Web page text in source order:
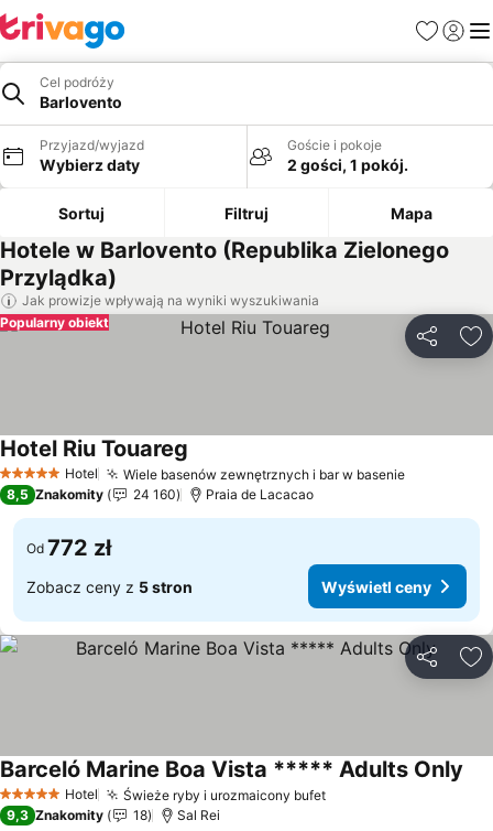
Ulubione
Cel podróży
Barlovento
Przyjazd/wyjazd
Wybierz daty
Goście i pokoje
2 gości, 1 pokój.
Sortuj Filtruj Mapa
Hotele w Barlovento (Republika Zielonego
Przylądka)
Jak prowizje wpływają na wyniki wyszukiwania
Popularny obiekt
5 KategoriaHotel Wiele basenów zewnętrznych i bar w basenieWyświetl
Hotel Riu Touareg
8,5 Znakomity 24 160 Praia de Lacacao
Od 772 zł
Zobacz ceny z 5 stron Wyświetl ceny
5 KategoriaHotel Świeże ryby i urozmaicony bufetWyświetl ceny
Barceló Marine Boa Vista ***** Adults Only
9,3 Znakomity 18 Sal Rei